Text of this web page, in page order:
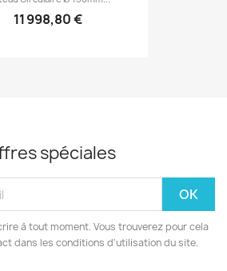
11 998,80 €
spéciales
à tout moment. Vous trouverez pour cela
dans les conditions d'utilisation du site.